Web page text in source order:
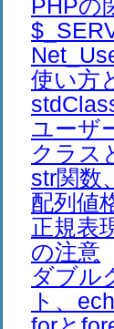
PHPの
使い方
ユーザ
クラス
str関数
配列値
正規表
の注意
ダブル
ト、